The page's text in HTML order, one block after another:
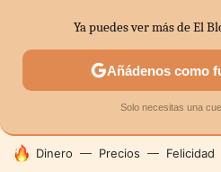
SECTORES ECONOMÍA
HOY SE HABLA DE
Dinero Precios Felicidad
Ya puedes ver más de El
Añádenos como
Solo necesitas una